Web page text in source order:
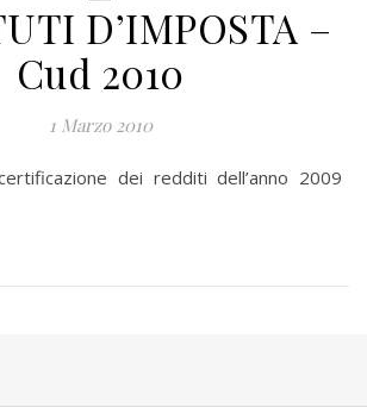
D’IMPOSTA –
Cud 2010
1 Marzo 2010